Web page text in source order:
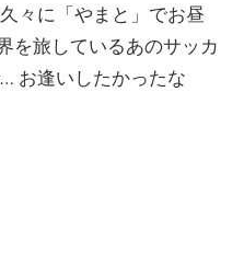
々に「やまと」でお昼
を旅しているあのサッカ
お逢いしたかったな